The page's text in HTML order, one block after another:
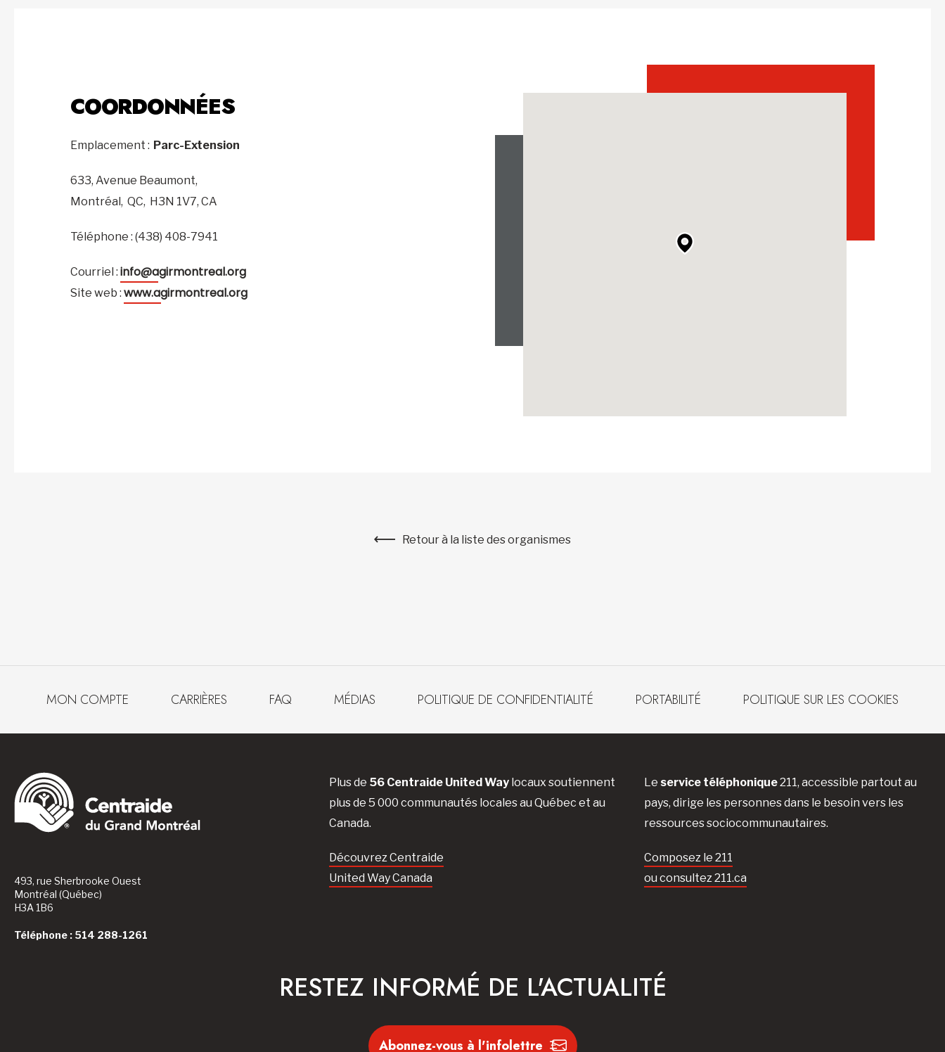
COORDONNÉES
Emplacement : Parc-Extension
633, Avenue Beaumont,
Montréal, QC, H3N 1V7, CA
Téléphone : (438) 408-7941
Courriel : info@agirmontreal.org
Site web : www.agirmontreal.org
Retour à la liste des organismes
MON COMPTE CARRIÈRES FAQ MÉDIAS POLITIQUE DE CONFIDENTIALITÉ PORTABILITÉ POLITIQUE SUR LES COOKIES
493, rue Sherbrooke Ouest
Montréal (Québec)
H3A 1B6
Téléphone : 514 288-1261
Plus de 56 Centraide United Waylocaux soutiennent
plus de 5 000 communautés locales au Québec et au
Canada.
Découvrez Centraide
United Way Canada
Le service téléphonique211, accessible partout au
pays, dirige les personnes dans le besoin vers les
ressources sociocommunautaires.
Composez le 211
ou consultez 211.ca
RESTEZ INFORMÉ DE L'ACTUALITÉ
Abonnez-vous à l'infolettre